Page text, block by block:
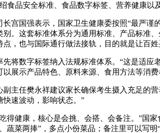
国 熊猫频道 VR/AR 4K专区 全景新闻
国 新兵请入列 人生第一次 人生第二次
2026年冬奥会 CBA NBA 中超 国
育大会 体育江湖 文化体育 冰雪道路
一带一路 央博 非遗
顶对话 云起 超级工厂 智敬中国 全
食品安全标准、食品数字标签、营养健康以
宫国强表示，国家卫生健康委按照“最严
别。这套标准体系分为通用标准、产品标
，也与国际通行做法接轨，目的就是让百姓
将数字标签纳入法规标准体系。“这是适
展示产品特色、原料来源、食用方法等消
主任樊永祥建议家长确保考生摄入充足的
速波动，影响状态。”
得健康，核心是会挑、会搭、会备注。”国
菜两捧”，多点小份菜品；备注里可以写明